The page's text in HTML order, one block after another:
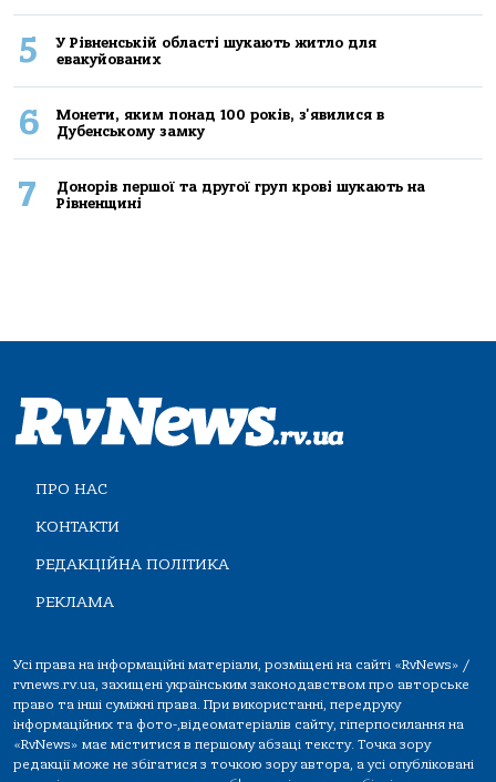
5
У Рівненській області шукають житло для
евакуйованих
6
Монети, яким понад 100 років, з'явилися в
Дубенському замку
7
Донорів першої та другої груп крові шукають на
Рівненщині
ПРО НАС
КОНТАКТИ
РЕДАКЦІЙНА ПОЛІТИКА
РЕКЛАМА
Усі права на інформаційні матеріали, розміщені на сайті «RvNews» /
rvnews.rv.ua, захищені українським законодавством про авторське
право та інші суміжні права. При використанні, передруку
інформаційних та фото-,відеоматеріалів сайту, гіперпосилання на
«RvNews» має міститися в першому абзаці тексту. Точка зору
редакції може не збігатися з точкою зору автора, а усі опубліковані